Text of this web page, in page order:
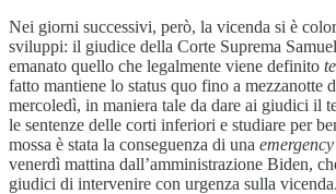
Nei giorni successivi, però, la vicenda si è
sviluppi: il giudice della Corte Suprema
emanato quello che legalmente viene definito
fatto mantiene lo status quo fino a mezzanotte
mercoledì, in maniera tale da dare ai giudici il
le sentenze delle corti inferiori e studiare per
mossa è stata la conseguenza di una
venerdì mattina dall’amministrazione Biden,
giudici di intervenire con urgenza sulla vicenda.